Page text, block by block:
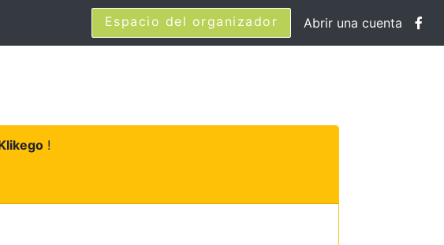
Espacio del organizador Abrir una cuenta
!